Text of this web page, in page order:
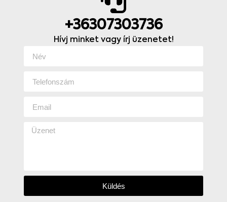
+36307303736
Hívj minket vagy írj üzenetet!
Küldés